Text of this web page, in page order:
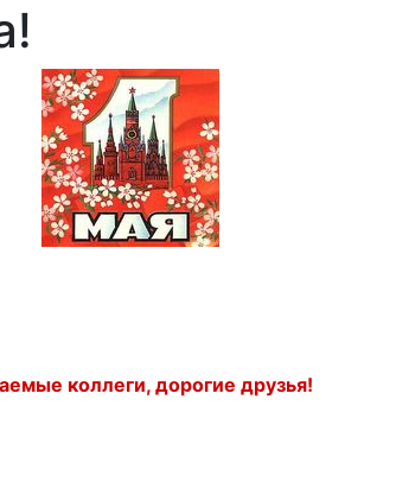
коллеги, дорогие друзья!